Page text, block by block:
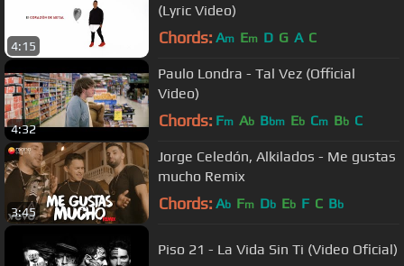
4:15
(Lyric Video)
Chords: Am Em D G A C
4:32
Paulo Londra - Tal Vez (Official
Video)
Chords: Fm Ab Bbm Eb Cm Bb C
3:45
Jorge Celedón, Alkilados - Me gustas
mucho Remix
Chords: Ab Fm Db Eb F C Bb
Piso 21 - La Vida Sin Ti (Video Oficial)